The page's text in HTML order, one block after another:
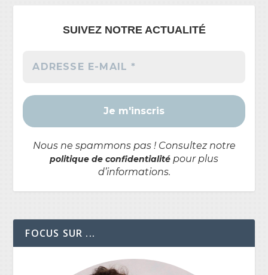
SUIVEZ NOTRE ACTUALITÉ
Nous ne spammons pas ! Consultez notre
politique de confidentialité pour plus
d’informations.
FOCUS SUR ...